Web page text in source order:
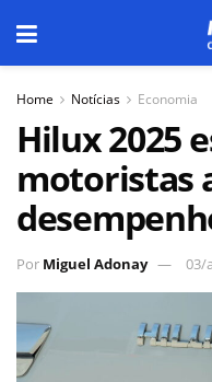
Home Notícias Economia
Hilux 2025
motoristas
Por Miguel Adonay 03/